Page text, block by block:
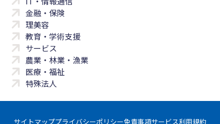
金融・保険
理美容
教育・学術支援
サービス
農業・林業・漁業
医療・福祉
特殊法人
サイトマッププライバシーポリシー免責事項サービス利用規約